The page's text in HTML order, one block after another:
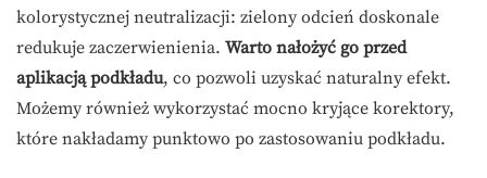
kolorystycznej neutralizacji: zielony odcień doskonale
redukuje zaczerwienienia. Warto nałożyć go przed
aplikacją podkładu, co pozwoli uzyskać naturalny efekt.
Możemy również wykorzystać mocno kryjące korektory,
które nakładamy punktowo po zastosowaniu podkładu.